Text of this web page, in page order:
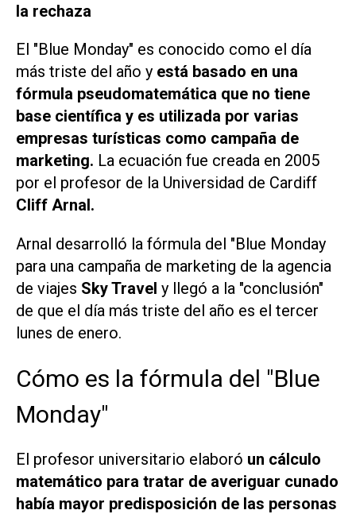
la rechaza
El "Blue Monday" es conocido como el día
más triste del año y está basado en una
fórmula pseudomatemática que no tiene
base científica y es utilizada por varias
empresas turísticas como campaña de
marketing. La ecuación fue creada en 2005
por el profesor de la Universidad de Cardiff
Cliff Arnal.
Arnal desarrolló la fórmula del "Blue Monday
para una campaña de marketing de la agencia
de viajes Sky Travel y llegó a la "conclusión"
de que el día más triste del año es el tercer
lunes de enero.
Cómo es la fórmula del "Blue
Monday"
El profesor universitario elaboró un cálculo
matemático para tratar de averiguar cunado
había mayor predisposición de las personas